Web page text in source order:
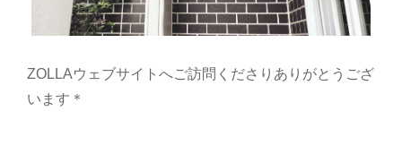
ZOLLAウェブサイトへご訪問くださりありがとうござ
います＊